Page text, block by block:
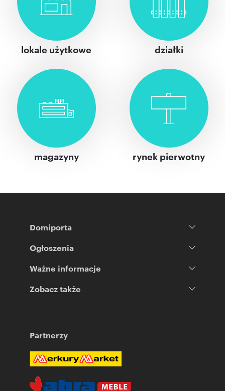
lokale użytkowe działki
magazyny rynek pierwotny
Domiporta
Ogłoszenia
Ważne informacje
Zobacz także
Partnerzy